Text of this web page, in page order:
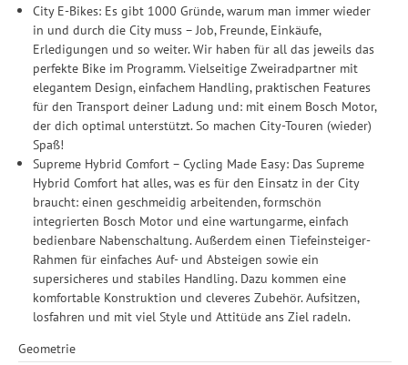
City E-Bikes: Es gibt 1000 Gründe, warum man immer wieder
in und durch die City muss – Job, Freunde, Einkäufe,
Erledigungen und so weiter. Wir haben für all das jeweils das
perfekte Bike im Programm. Vielseitige Zweiradpartner mit
elegantem Design, einfachem Handling, praktischen Features
für den Transport deiner Ladung und: mit einem Bosch Motor,
der dich optimal unterstützt. So machen City-Touren (wieder)
Spaß!
Supreme Hybrid Comfort – Cycling Made Easy: Das Supreme
Hybrid Comfort hat alles, was es für den Einsatz in der City
braucht: einen geschmeidig arbeitenden, formschön
integrierten Bosch Motor und eine wartungarme, einfach
bedienbare Nabenschaltung. Außerdem einen Tiefeinsteiger-
Rahmen für einfaches Auf- und Absteigen sowie ein
supersicheres und stabiles Handling. Dazu kommen eine
komfortable Konstruktion und cleveres Zubehör. Aufsitzen,
losfahren und mit viel Style und Attitüde ans Ziel radeln.
Geometrie